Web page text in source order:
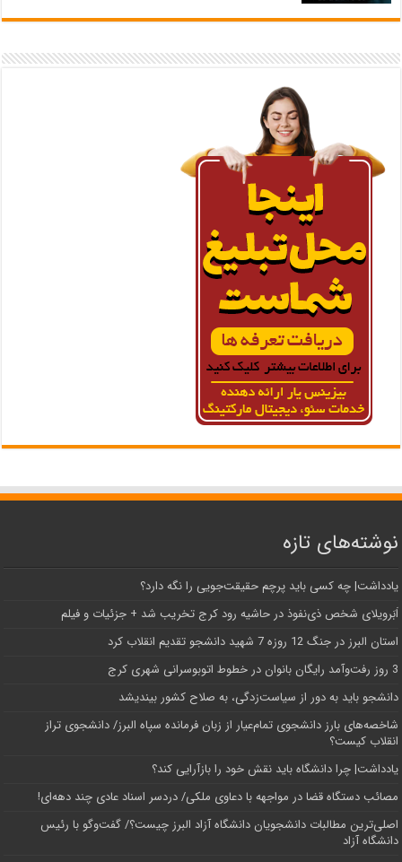
نوشته‌های تازه
یادداشت| ‌چه کسی باید پرچم حقیقت‌جویی را نگه دارد؟
اَبَر‌ویلای شخص ذی‌نفوذ در حاشیه‌ رود کرج تخریب شد + جزئیات و فیلم
استان البرز در جنگ 12 روزه 7 شهید دانشجو تقدیم انقلاب کرد
3 روز رفت‌وآمد رایگان بانوان در خطوط اتوبوسرانی شهری کرج
دانشجو باید به دور از سیاست‌زدگی، به صلاح کشور بیندیشد
شاخصه‌های بارز دانشجوی تمام‌عیار از زبان فرمانده سپاه البرز/ دانشجوی تراز
انقلاب کیست؟
یادداشت| چرا دانشگاه باید نقش خود را بازآرایی کند؟
مصائب دستگاه قضا در مواجهه با دعاوی ملکی/ دردسر اسناد عادی چند‌ دهه‌ای!
اصلی‌ترین مطالبات دانشجویان دانشگاه آزاد البرز چیست؟/ گفت‌وگو با رئیس
دانشگاه آز‌اد